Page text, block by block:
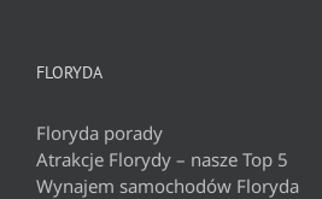
FLORYDA
Floryda porady
Atrakcje Florydy – nasze Top 5
Wynajem samochodów Floryda